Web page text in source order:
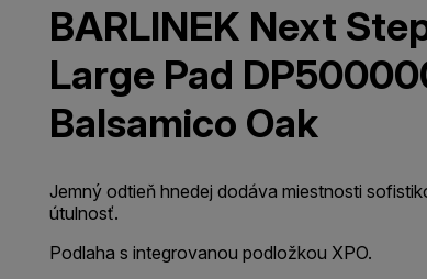
BARLINEK Next
Large Pad
Balsamico Oak
Jemný odtieň hnedej dodáva miestnosti
útulnosť.
Podlaha s integrovanou podložkou XPO.